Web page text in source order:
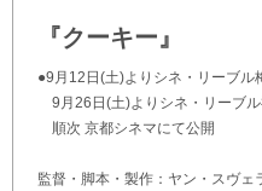
『クーキー』
●9月12日(土)よりシネ・リーブル
9月26日(土)よりシネ・リーブル
順次 京都シネマにて公開
監督・脚本・製作：ヤン・スヴェ